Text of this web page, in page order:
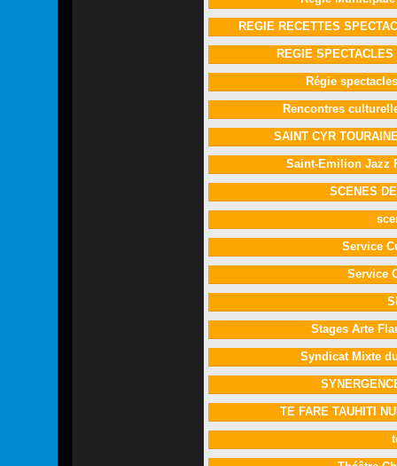
REGIE RECETTES
REGIE
Régie
Rencontres
SAINT CYR
Saint-Emilion Jazz
SCENES
Service
Service
Stages Arte
Syndicat Mixte
TE FARE TAUHITI